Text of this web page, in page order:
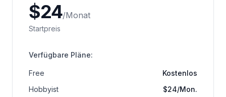
$24/Monat
Startpreis
Verfügbare Pläne:
Free
Kostenlos
Hobbyist
$24/Mon.